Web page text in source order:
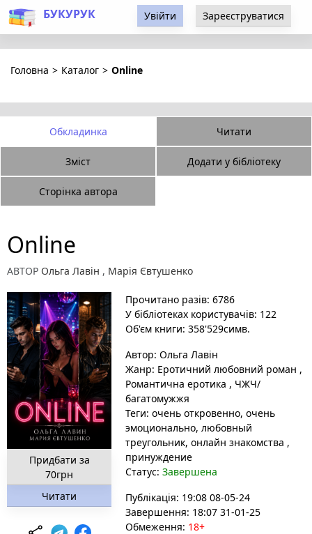
БУКУРУК Увійти Зареєструватися
Головна > Каталог > Online
Обкладинка Читати
Зміст Додати у бібліотеку
Сторінка автора
Online
АВТОР Ольга Лавін , Марія Євтушенко
Придбати за
70грн
Читати
Прочитано разів: 6786
У бібліотеках користувачів: 122
Об'єм книги: 358'529симв.
Автор: Ольга Лавін
Жанр: Еротичний любовний роман ,
Романтична еротика , ЧЖЧ/
багатомужжя
Теги: очень откровенно, очень
эмоционально, любовный
треугольник, онлайн знакомства ,
принуждение
Статус: Завершена
Публікація: 19:08 08-05-24
Завершення: 18:07 31-01-25
Обмеження: 18+